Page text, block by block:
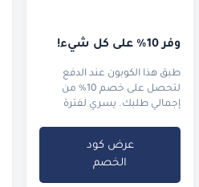
وفر 10% على كل شيء!
طبق هذا الكوبون عند الدفع
لتحصل على خصم 10% من
إجمالي طلبك. يسري لفترة
عرض كود
الخصم